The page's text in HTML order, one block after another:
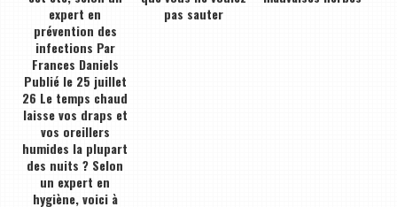
expert en
prévention des
infections Par
Frances Daniels
Publié le 25 juillet
26 Le temps chaud
laisse vos draps et
vos oreillers
humides la plupart
des nuits ? Selon
un expert en
hygiène, voici à
pas sauter